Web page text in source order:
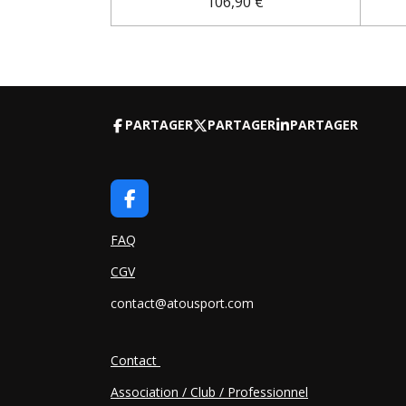
PARTAGER PARTAGER PARTAGER
F
A
C
B
O
FAQ
CGV
contact@atousport.com
Contact
Association / Club / Professionnel